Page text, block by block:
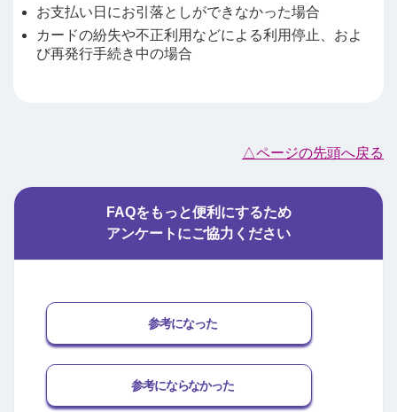
お支払い日にお引落としができなかった場合
カードの紛失や不正利用などによる利用停止、およ
び再発行手続き中の場合
△ページの先頭へ戻る
FAQをもっと便利にするため
アンケートにご協力ください
参考になった
参考にならなかった